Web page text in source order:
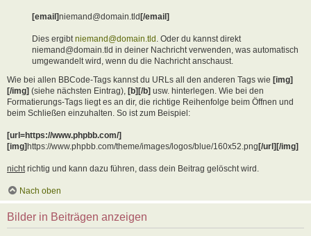
[email]niemand@domain.tld[/email]
Dies ergibtniemand@domain.tld. Oder du kannst direkt
niemand@domain.tld in deiner Nachricht verwenden, was automatisch
umgewandelt wird, wenn du die Nachricht anschaust.
Wie bei allen BBCode-Tags kannst du URLs all den anderen Tags wie [img]
[/img] (siehe nächsten Eintrag), [b][/b] usw. hinterlegen. Wie bei den
Formatierungs-Tags liegt es an dir, die richtige Reihenfolge beim Öffnen und
beim Schließen einzuhalten. So ist zum Beispiel:
[url=https://www.phpbb.com/]
[img]https://www.phpbb.com/theme/images/logos/blue/160x52.png[/url][/img]
nicht richtig und kann dazu führen, dass dein Beitrag gelöscht wird.
Nach oben
Bilder in Beiträgen anzeigen